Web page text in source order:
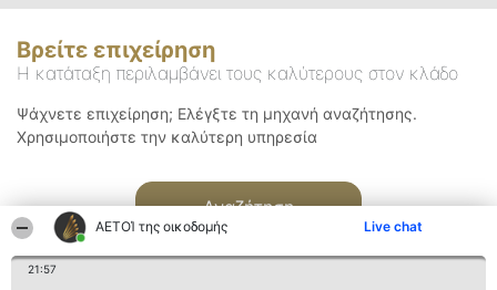
ΑΕΤΟΊ της οικοδομής Live chat
21:57
Βρείτε επιχείρηση
Η κατάταξη περιλαμβάνει τους καλύτερους στον κλάδο
Ψάχνετε επιχείρηση; Ελέγξτε τη μηχανή αναζήτησης.
Χρησιμοποιήστε την καλύτερη υπηρεσία
Αναζήτηση